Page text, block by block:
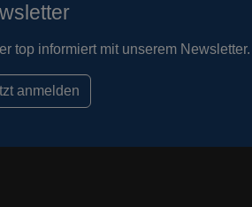
top informiert mit unserem Newsletter.
anmelden